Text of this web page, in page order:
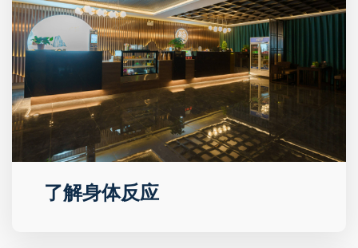
了解身体反应